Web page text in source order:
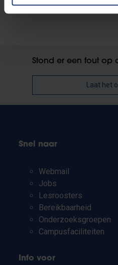
Stond er een fout op
Laat het
Snel naar
Webmail
Jobs
Lesroosters
Bereikbaarheid
Onderzoeksgroepen
Campusfaciliteiten
Info voor